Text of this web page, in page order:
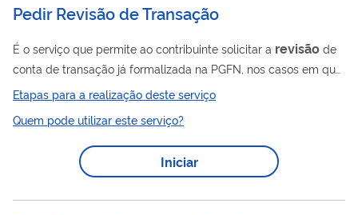
Pedir Revisão de Transação
É o serviço que permite ao contribuinte solicitar a revisão de
conta de transação já formalizada na PGFN, nos casos em que
deseja incluir ou excluir inscrições em razão do controle de
legalidade, por decisão administrativa ou judicial posterior à
negociação. Importante destacar que os contribuintes que já
possuem acordos de transação vigentes poderão, até 31 de
outubro de 2022, repactuar o acordo para incluir outras
negociação....
Etapas para a realização deste serviço
Quem pode utilizar este serviço?
Iniciar